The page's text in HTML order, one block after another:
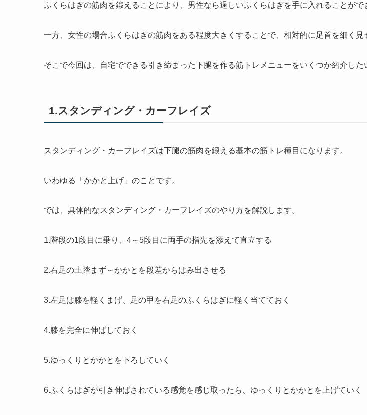
ふくらはぎの筋肉を鍛えることにより、男性なら逞しいふくらはぎを手に入れることがで
一方、女性の場合ふくらはぎの筋肉をある程度大きくすることで、相対的に足首を細く見
そこで今回は、自宅でできる引き締まった下腿を作る筋トレメニューをいくつか紹介した
1.スタンディング・カーフレイズ
スタンディング・カーフレイズは下腿の筋肉を鍛える基本の筋トレ種目になります。
いわゆる「かかと上げ」のことです。
では、具体的なスタンディング・カーフレイズのやり方を解説します。
1.階段の1段目に乗り、4～5段目に両手の指先を添えて直立する
2.右足の土踏まず～かかとを段差からはみ出させる
3.左足は膝を軽くまげ、足の甲を右足のふくらはぎに軽く当てておく
4.膝を完全に伸ばしておく
5.ゆっくりとかかとを下ろしていく
6.ふくらはぎが引き伸ばされている感覚を感じ取ったら、ゆっくりとかかとを上げていく